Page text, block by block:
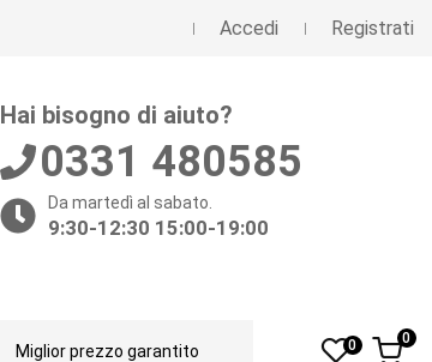
Accedi Registrati
Hai bisogno di aiuto?
0331 480585
Da martedì al sabato.
9:30-12:30 15:00-19:00
Miglior prezzo garantito 0 0